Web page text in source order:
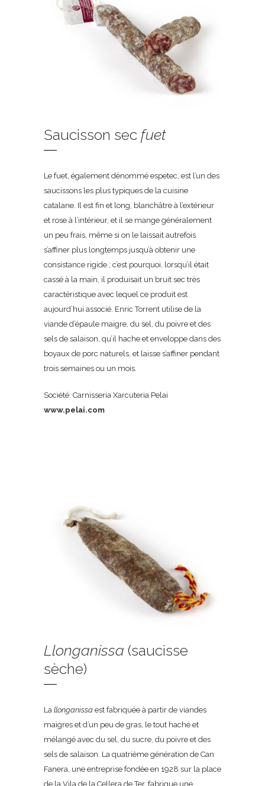
Saucisson sec fuet
Le fuet, également dénommé espetec, est l’un des
saucissons les plus typiques de la cuisine
catalane. Il est fin et long, blanchâtre à l’extérieur
et rose à l’intérieur, et il se mange généralement
un peu frais, même si on le laissait autrefois
s’affiner plus longtemps jusqu’à obtenir une
consistance rigide ; c’est pourquoi, lorsqu’il était
cassé à la main, il produisait un bruit sec très
caractéristique avec lequel ce produit est
aujourd’hui associé. Enric Torrent utilise de la
viande d’épaule maigre, du sel, du poivre et des
sels de salaison, qu’il hache et enveloppe dans des
boyaux de porc naturels, et laisse s’affiner pendant
trois semaines ou un mois.
Société: Carnisseria Xarcuteria Pelai
www.pelai.com
Llonganissa (saucisse
sèche)
La llonganissa est fabriquée à partir de viandes
maigres et d’un peu de gras, le tout haché et
mélangé avec du sel, du sucre, du poivre et des
sels de salaison. La quatrième génération de Can
Fanera, une entreprise fondée en 1928 sur la place
de la Vila de la Cellera de Ter, fabrique une